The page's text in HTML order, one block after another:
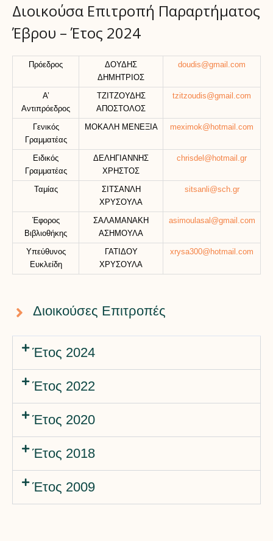
Διοικούσα Επιτροπή Παραρτήματος
Έβρου – Έτος 2024
Πρόεδρος
ΔΟΥΔΗΣ
ΔΗΜΗΤΡΙΟΣ
doudis@gmail.com
Α’
Αντιπρόεδρος
ΤΖΙΤΖΟΥΔΗΣ
ΑΠΟΣΤΟΛΟΣ
tzitzoudis@gmail.com
Γενικός
Γραμματέας
ΜΟΚΑΛΗ ΜΕΝΕΞΙΑ meximok@hotmail.com
Ειδικός
Γραμματέας
ΔΕΛΗΓΙΑΝΝΗΣ
ΧΡΗΣΤΟΣ
chrisdel@hotmail.gr
Ταμίας
ΣΙΤΣΑΝΛΗ
ΧΡΥΣΟΥΛΑ
sitsanli@sch.gr
Έφορος
Βιβλιοθήκης
ΣΑΛΑΜΑΝΑΚΗ
ΑΣΗΜΟΥΛΑ
asimoulasal@gmail.com
Υπεύθυνος
Ευκλείδη
ΓΑΤΙΔΟΥ
ΧΡΥΣΟΥΛΑ
xrysa300@hotmail.com
Διοικούσες Επιτροπές
Έτος 2024
Έτος 2022
Έτος 2020
Έτος 2018
Έτος 2009